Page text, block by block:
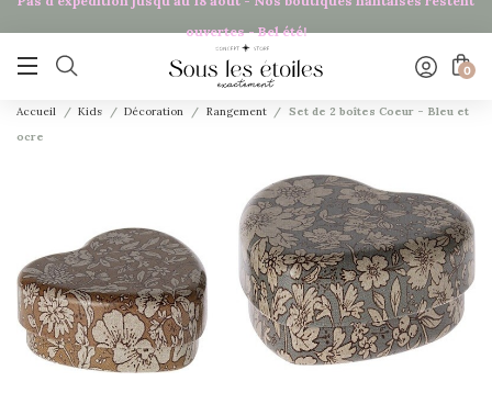
ouvertes - Bel été!
 0
Accueil Kids Décoration Rangement
Set de 2 boîtes Coeur - Bleu et
ocre